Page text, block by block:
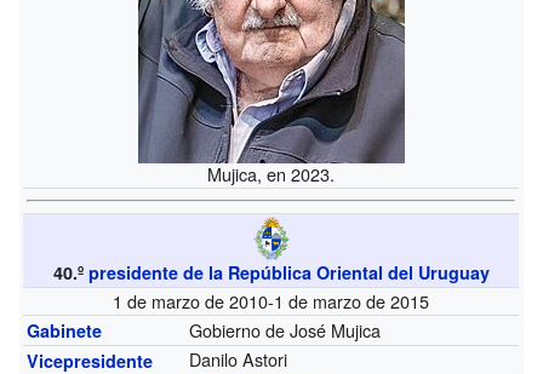
Mujica, en 2023.
40.º presidente de la República Oriental del Uruguay
1 de marzo de 2010-1 de marzo de 2015
Gabinete Gobierno de José Mujica
Vicepresidente Danilo Astori